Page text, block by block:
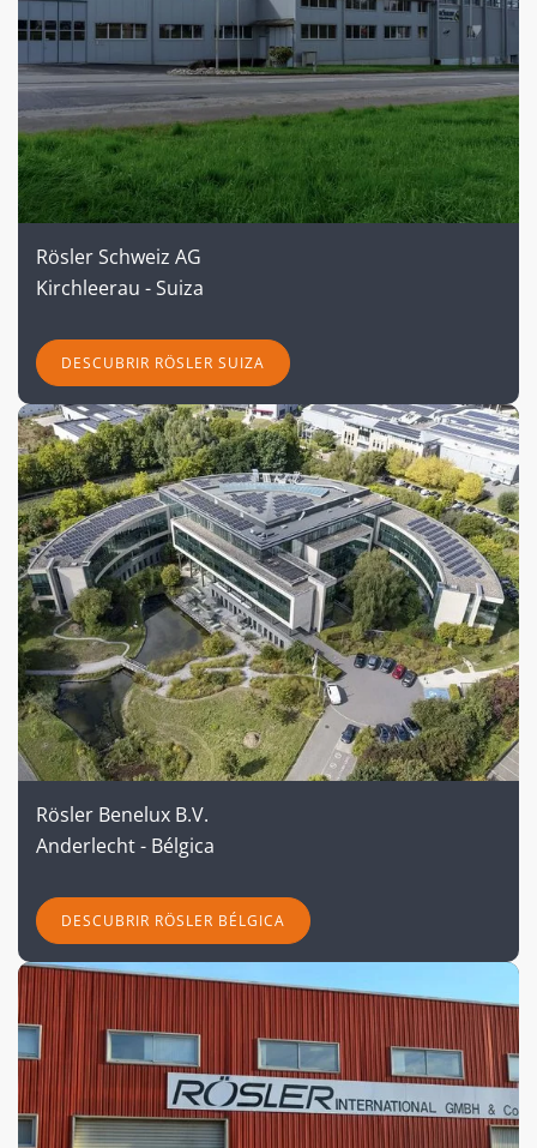
Rösler Schweiz AG
Kirchleerau - Suiza
DESCUBRIR RÖSLER SUIZA
Rösler Benelux B.V.
Anderlecht - Bélgica
DESCUBRIR RÖSLER BÉLGICA